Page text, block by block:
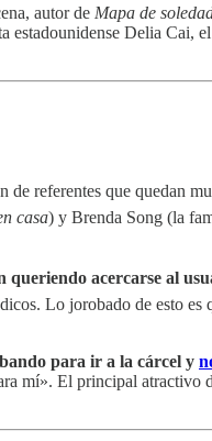
autor de Mapa de
Delia Cai,
de referentes que quedan
casa) y Brenda Song (la
queriendo acercarse al
Lo jorobado de esto
para ir a la cárcel y
mí». El principal